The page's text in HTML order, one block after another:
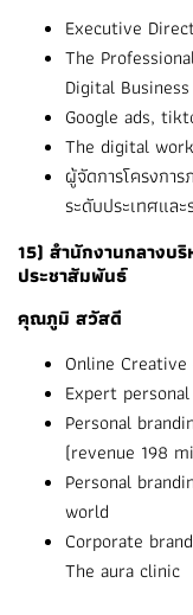
Executive
The
Digital
Google ads,
The digital
ผู้จัดการโครงกา
ระดับประเทศแล
15) สำนักงานกลางบริ
ประชาสัมพันธ์
คุณภูมิ สวัสดี
Online
Expert
Personal
(revenue 198
Personal
world
Corporate
The aura clinic